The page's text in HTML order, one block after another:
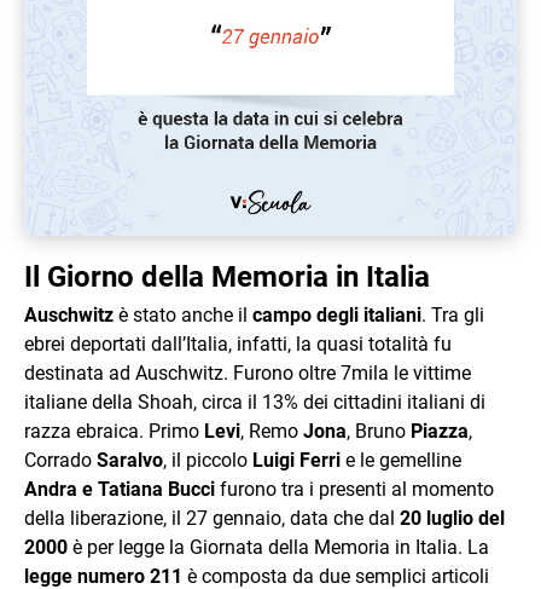
Il Giorno della Memoria in Italia
Auschwitz è stato anche il campo degli italiani. Tra gli
ebrei deportati dall’Italia, infatti, la quasi totalità fu
destinata ad Auschwitz. Furono oltre 7mila le vittime
italiane della Shoah, circa il 13% dei cittadini italiani di
razza ebraica. Primo Levi, Remo Jona, Bruno Piazza,
Corrado Saralvo, il piccolo Luigi Ferri e le gemelline
Andra e Tatiana Bucci furono tra i presenti al momento
della liberazione, il 27 gennaio, data che dal 20 luglio del
2000 è per legge la Giornata della Memoria in Italia. La
legge numero 211 è composta da due semplici articoli